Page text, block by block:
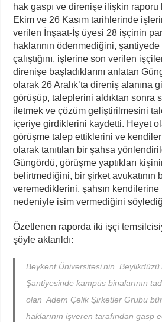
hak gaspı ve direnişe ilişkin raporu
Ekim ve 26 Kasım tarihlerinde
verilen İnşaat-İş üyesi 28 işçinin
haklarının ödenmediğini,
çalıştığını, işlerine son verilen
direnişe başladıklarını anlatan
olarak 26 Aralık’ta direniş alanına
görüşüp, taleplerini aldıktan sonra
iletmek ve çözüm geliştirilmesini
içeriye girdiklerini kaydetti. Heyet
görüşme talep ettiklerini ve
olarak tanıtılan bir şahsa
Güngördü, görüşme yaptıkları
belirtmediğini, bir şirket avukatının
veremediklerini, şahsın kendilerine
nedeniyle isim vermediğini
Özetlenen raporda iki işçi
şöyle aktarıldı:
Beykent Üniversitesi’nin
Şantiyesinde kampüs binalarının
olan Adem Çelik Şirketler Grubu
haklarının işveren tarafından gasp